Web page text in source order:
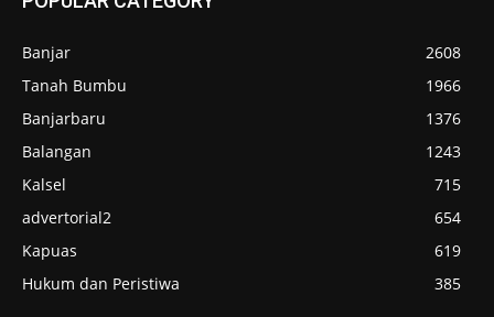
Banjar
2608
Tanah Bumbu
1966
Banjarbaru
1376
Balangan
1243
Kalsel
715
advertorial2
654
Kapuas
619
Hukum dan Peristiwa
385